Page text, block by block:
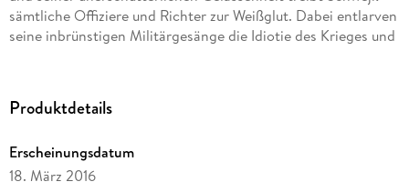
sämtliche Offiziere und Richter zur Weißglut. Dabei entlarven
seine inbrünstigen Militärgesänge die Idiotie des Krieges und
Helmut Qualtinger. Lesung mit Helmut Qualtinger 1 mp3-CD |
ca. 4 h 40 min
Produktdetails
Erscheinungsdatum
18. März 2016